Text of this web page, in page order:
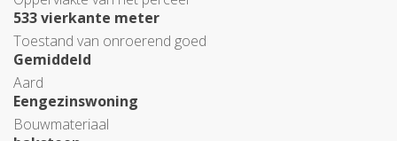
533 vierkante meter
Toestand van onroerend goed
Gemiddeld
Aard
Eengezinswoning
Bouwmateriaal